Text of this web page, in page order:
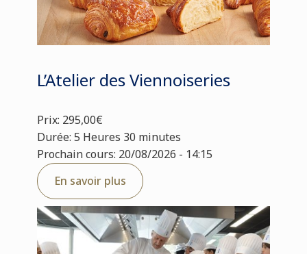
L’Atelier des Viennoiseries
Prix: 295,00€
Durée: 5 Heures 30 minutes
Prochain cours: 20/08/2026 - 14:15
En savoir plus